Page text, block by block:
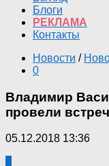
Блоги
РЕКЛАМА
Контакты
Новости /
0
Владимир
провели
05.12.2018 13:36